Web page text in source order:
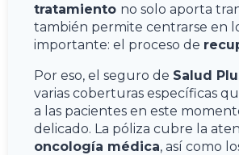
tratamiento no solo aporta
también permite centrarse en
importante: el proceso de
Por eso, el seguro de Salud
varias coberturas específicas
a las pacientes en este
delicado. La póliza cubre la
oncología médica, así como